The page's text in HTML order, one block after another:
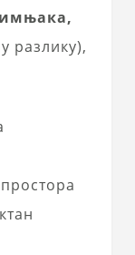
разлику),